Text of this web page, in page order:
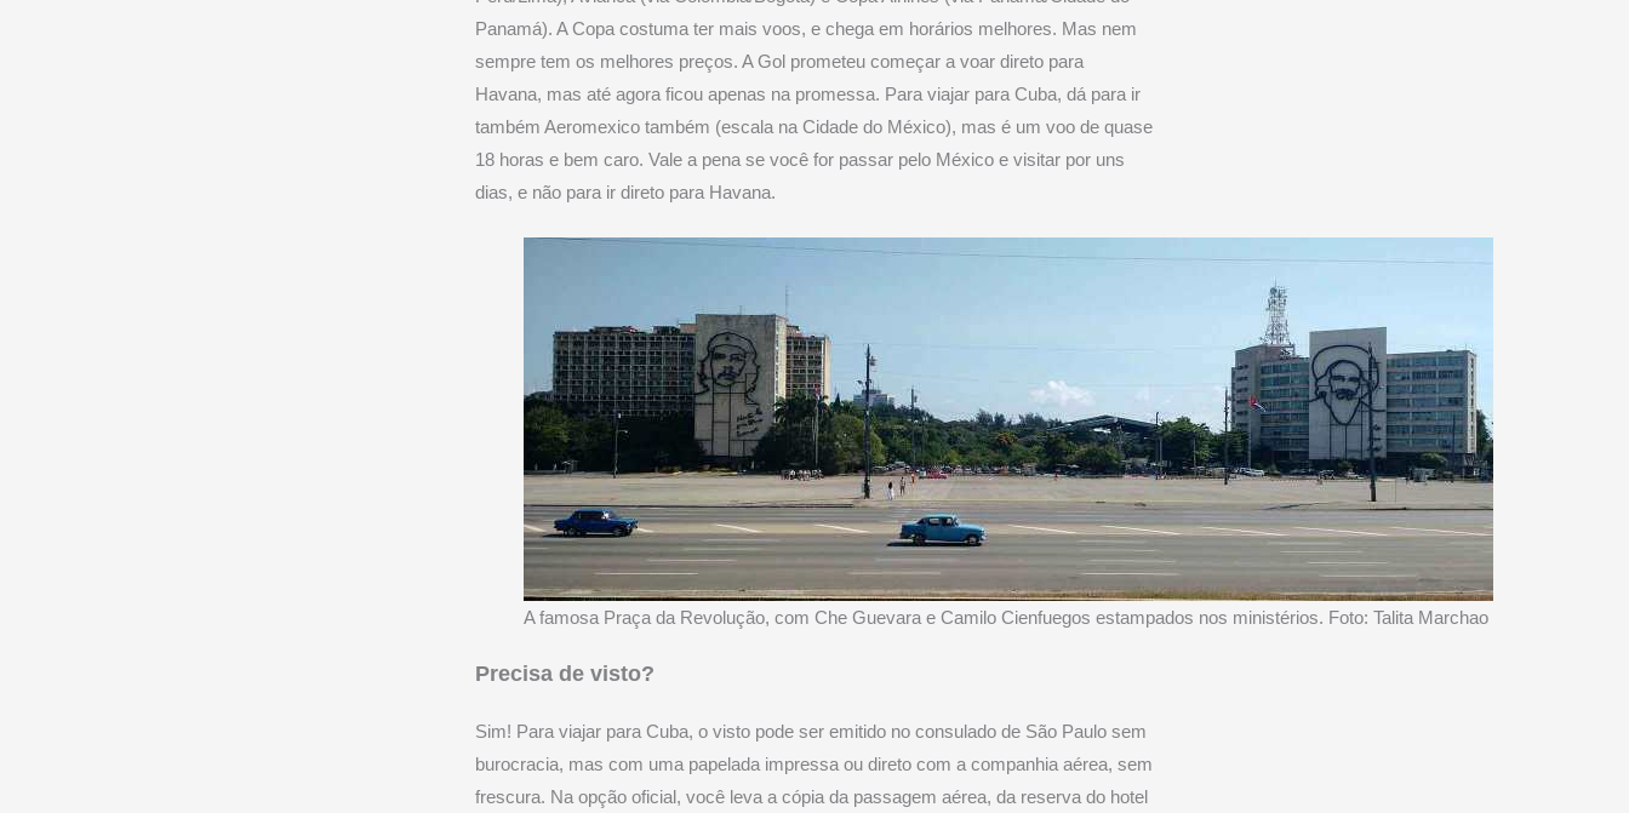
Panamá). A Copa costuma ter mais voos, e chega em horários melhores. Mas nem
sempre tem os melhores preços. A Gol prometeu começar a voar direto para
Havana, mas até agora ficou apenas na promessa. Para viajar para Cuba, dá para ir
também Aeromexico também (escala na Cidade do México), mas é um voo de quase
18 horas e bem caro. Vale a pena se você for passar pelo México e visitar por uns
dias, e não para ir direto para Havana.
A famosa Praça da Revolução, com Che Guevara e Camilo Cienfuegos estampados nos ministérios. Foto: Talita Marchao
Precisa de visto?
Sim! Para viajar para Cuba, o visto pode ser emitido no consulado de São Paulo sem
burocracia, mas com uma papelada impressa ou direto com a companhia aérea, sem
frescura. Na opção oficial, você leva a cópia da passagem aérea, da reserva do hotel